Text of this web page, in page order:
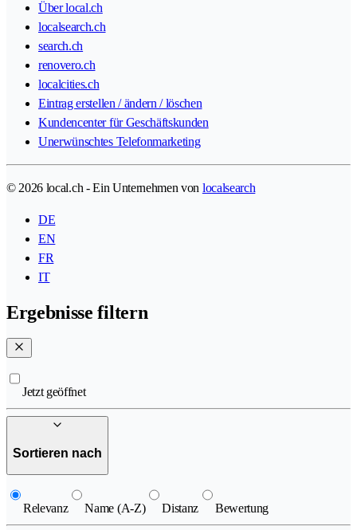
Über local.ch
localsearch.ch
search.ch
renovero.ch
localcities.ch
Eintrag erstellen / ändern / löschen
Kundencenter für Geschäftskunden
Unerwünschtes Telefonmarketing
© 2026 local.ch - Ein Unternehmen von localsearch
DE
EN
FR
IT
Ergebnisse filtern
Jetzt geöffnet
Sortieren nach
Relevanz Name (A-Z) Distanz Bewertung